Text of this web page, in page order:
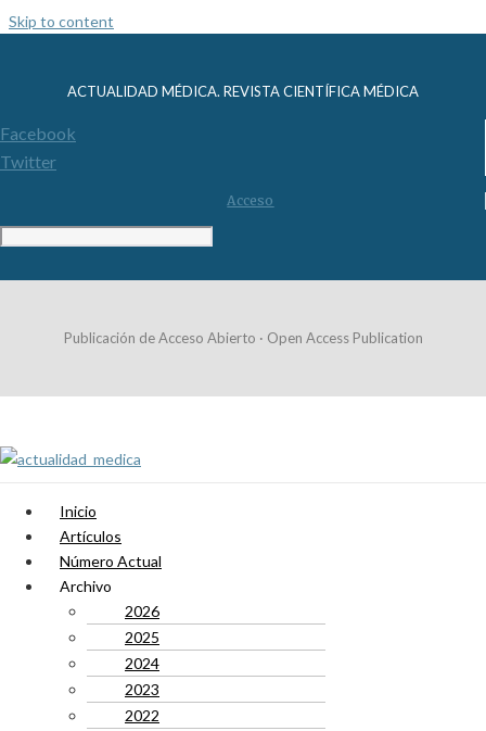
Skip to content
ACTUALIDAD MÉDICA. REVISTA CIENTÍFICA MÉDICA
Facebook
Twitter
Acceso
Publicación de Acceso Abierto · Open Access Publication
Inicio
Artículos
Número Actual
Archivo
2026
2025
2024
2023
2022